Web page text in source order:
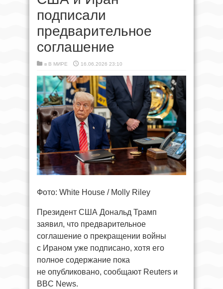
подписали
предварительное
соглашение
в В МИРЕ 16.06.2026 23:10
Фото: White House / Molly Riley
Президент США Дональд Трамп
заявил, что предварительное
соглашение о прекращении войны
с Ираном уже подписано, хотя его
полное содержание пока
не опубликовано, сообщают Reuters и
BBC News.